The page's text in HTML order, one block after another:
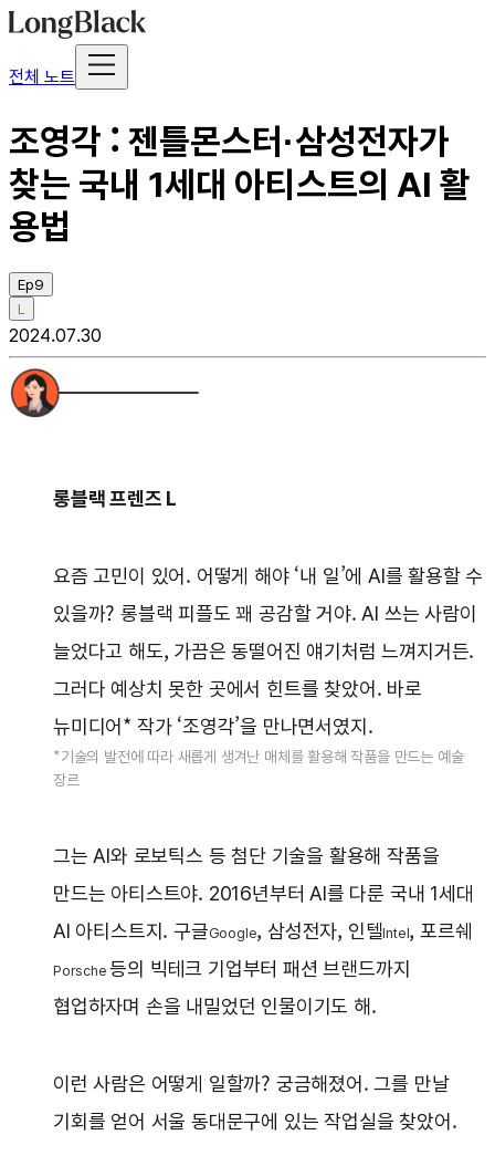
전체 노트
조영각 : 젠틀몬스터·삼성전자가
찾는 국내 1세대 아티스트의 AI 활
용법
Ep9
L
2024.07.30
롱블랙 프렌즈 L
요즘 고민이 있어. 어떻게 해야 ‘내 일’에 AI를 활용할 수
있을까? 롱블랙 피플도 꽤 공감할 거야. AI 쓰는 사람이
늘었다고 해도, 가끔은 동떨어진 얘기처럼 느껴지거든.
그러다 예상치 못한 곳에서 힌트를 찾았어. 바로
뉴미디어* 작가 ‘조영각’을 만나면서였지.
*기술의 발전에 따라 새롭게 생겨난 매체를 활용해 작품을 만드는 예술
장르
그는 AI와 로보틱스 등 첨단 기술을 활용해 작품을
만드는 아티스트야. 2016년부터 AI를 다룬 국내 1세대
AI 아티스트지. 구글Google, 삼성전자, 인텔Intel, 포르쉐
Porsche등의 빅테크 기업부터 패션 브랜드까지
협업하자며 손을 내밀었던 인물이기도 해.
이런 사람은 어떻게 일할까? 궁금해졌어. 그를 만날
기회를 얻어 서울 동대문구에 있는 작업실을 찾았어.